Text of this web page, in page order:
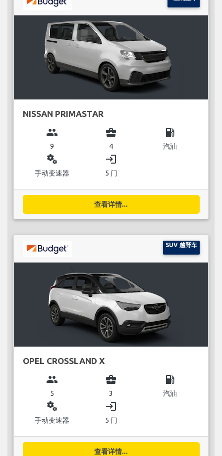
NISSAN PRIMASTAR
group
9
business_center
4
local_gas_station
汽油
miscellaneous_services
手动变速器
login
5 门
查看详情...
SUV 越野车
OPEL CROSSLAND X
group
5
business_center
3
local_gas_station
汽油
miscellaneous_services
手动变速器
login
5 门
查看详情...